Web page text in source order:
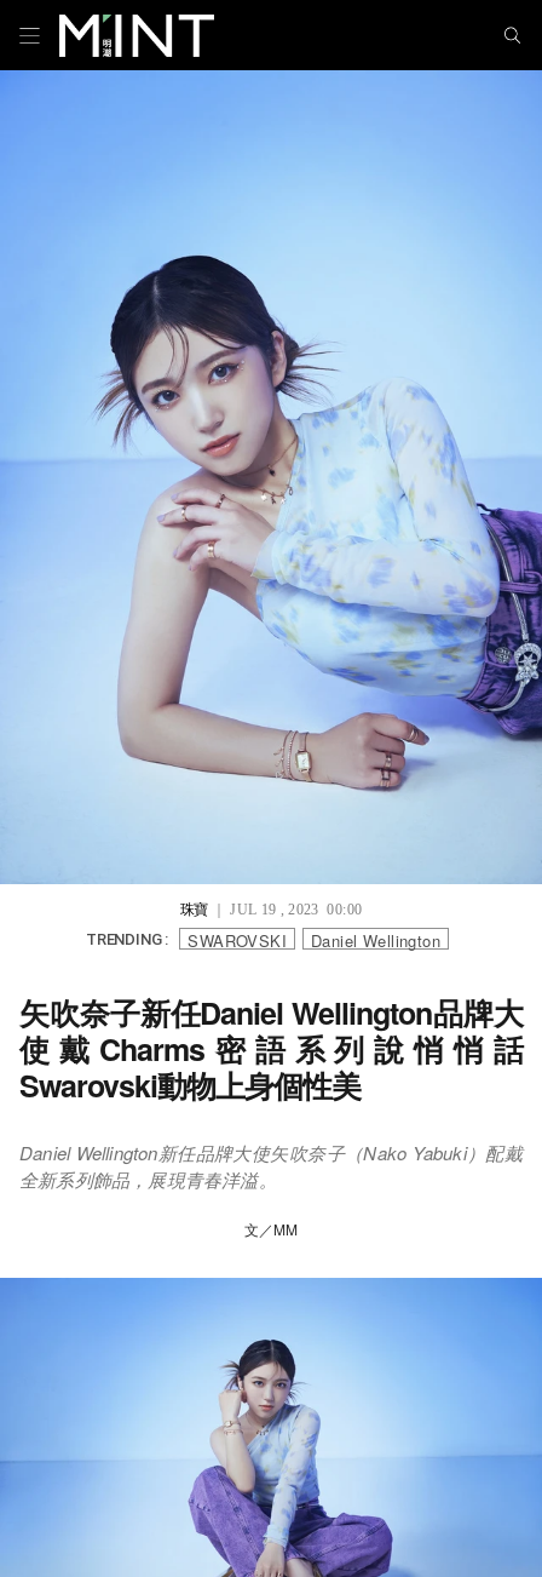
珠寶｜ JUL 19 , 2023 00:00
TRENDING : SWAROVSKI Daniel Wellington
矢吹奈子新任Daniel Wellington品牌大
使戴Charms密語系列說悄悄話
Swarovski動物上身個性美
Daniel Wellington新任品牌大使矢吹奈子（Nako Yabuki）配戴
全新系列飾品，展現青春洋溢。
文／MM